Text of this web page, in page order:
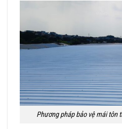
Phương pháp bảo vệ mái tôn